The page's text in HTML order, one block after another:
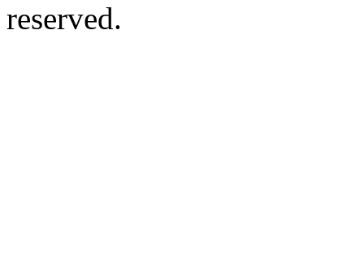
reserved.